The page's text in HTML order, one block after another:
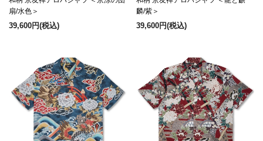
扇/水色＞
39,600円(税込)
麟/紫＞
39,600円(税込)